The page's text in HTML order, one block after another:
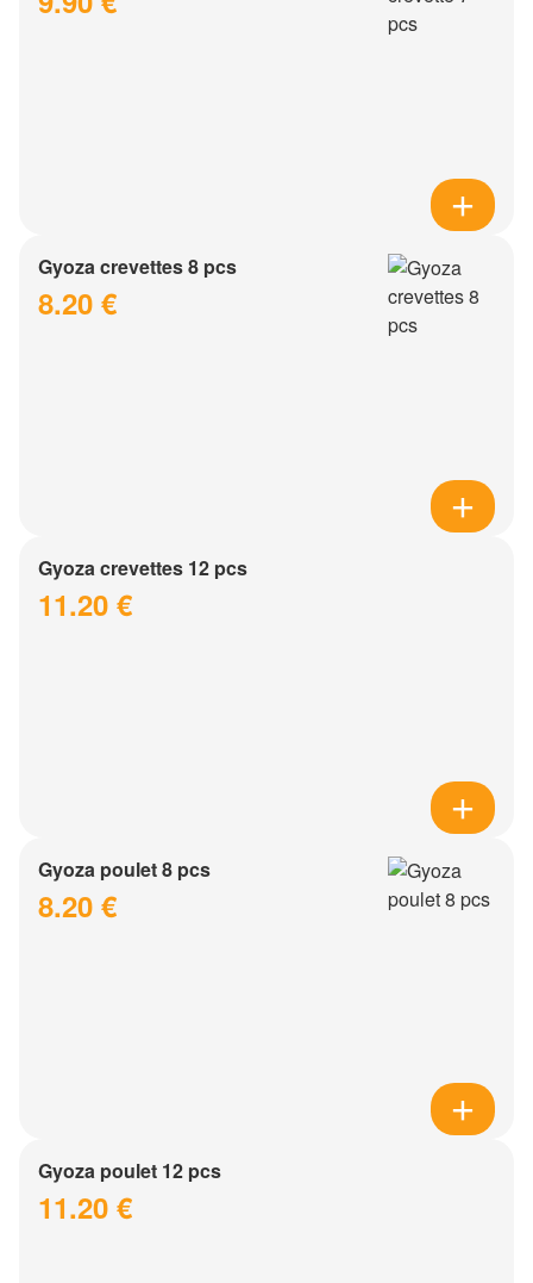
Gyoza crevettes 8 pcs
8.20 €
Gyoza crevettes 12 pcs
11.20 €
Gyoza poulet 8 pcs
8.20 €
Gyoza poulet 12 pcs
11.20 €